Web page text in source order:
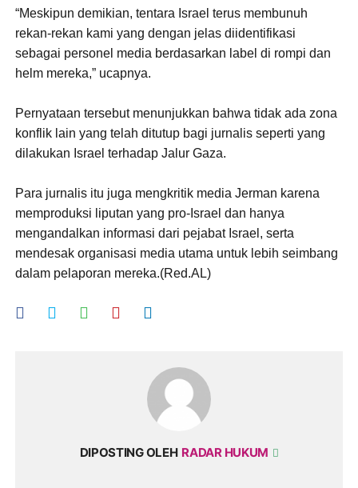
“Meskipun demikian, tentara Israel terus membunuh
rekan-rekan kami yang dengan jelas diidentifikasi
sebagai personel media berdasarkan label di rompi dan
helm mereka,” ucapnya.
Pernyataan tersebut menunjukkan bahwa tidak ada zona
konflik lain yang telah ditutup bagi jurnalis seperti yang
dilakukan Israel terhadap Jalur Gaza.
Para jurnalis itu juga mengkritik media Jerman karena
memproduksi liputan yang pro-Israel dan hanya
mengandalkan informasi dari pejabat Israel, serta
mendesak organisasi media utama untuk lebih seimbang
dalam pelaporan mereka.(Red.AL)
DIPOSTING OLEH RADAR HUKUM